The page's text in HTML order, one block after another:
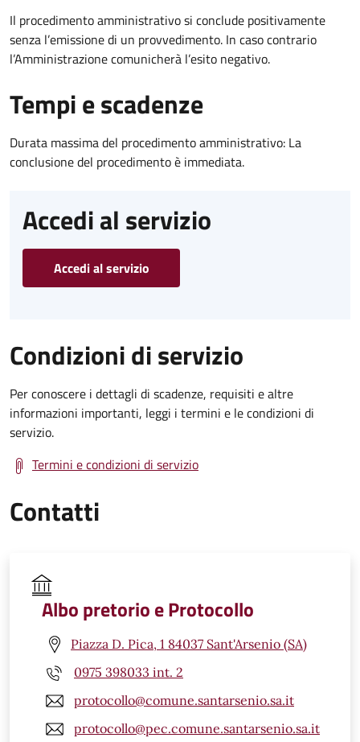
Il procedimento amministrativo si conclude positivamente
senza l’emissione di un provvedimento. In caso contrario
l’Amministrazione comunicherà l’esito negativo.
Tempi e scadenze
Durata massima del procedimento amministrativo: La
conclusione del procedimento è immediata.
Accedi al servizio
Accedi al servizio
Condizioni di servizio
Per conoscere i dettagli di scadenze, requisiti e altre
informazioni importanti, leggi i termini e le condizioni di
servizio.
Termini e condizioni di servizio
Contatti
Albo pretorio e Protocollo
Piazza D. Pica, 1 84037 Sant'Arsenio (SA)
0975 398033 int. 2
protocollo@comune.santarsenio.sa.it
protocollo@pec.comune.santarsenio.sa.it